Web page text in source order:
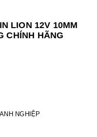
LION 12V 10MM
CHÍNH HÃNG
NGHIỆP